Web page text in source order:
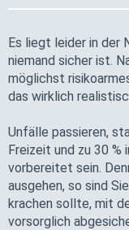
Es liegt leider in der
niemand sicher ist.
möglichst
das wirklich
Unfälle passieren,
Freizeit und zu 30 %
vorbereitet sein.
ausgehen, so sind
krachen sollte, mit
vorsorglich